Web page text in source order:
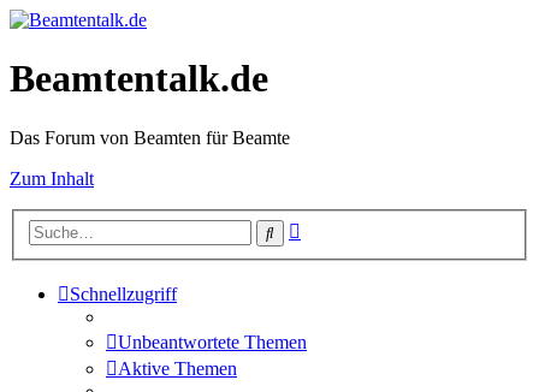
Beamtentalk.de
Das Forum von Beamten für Beamte
Zum Inhalt
Suche
Schnellzugriff
Unbeantwortete Themen
Aktive Themen